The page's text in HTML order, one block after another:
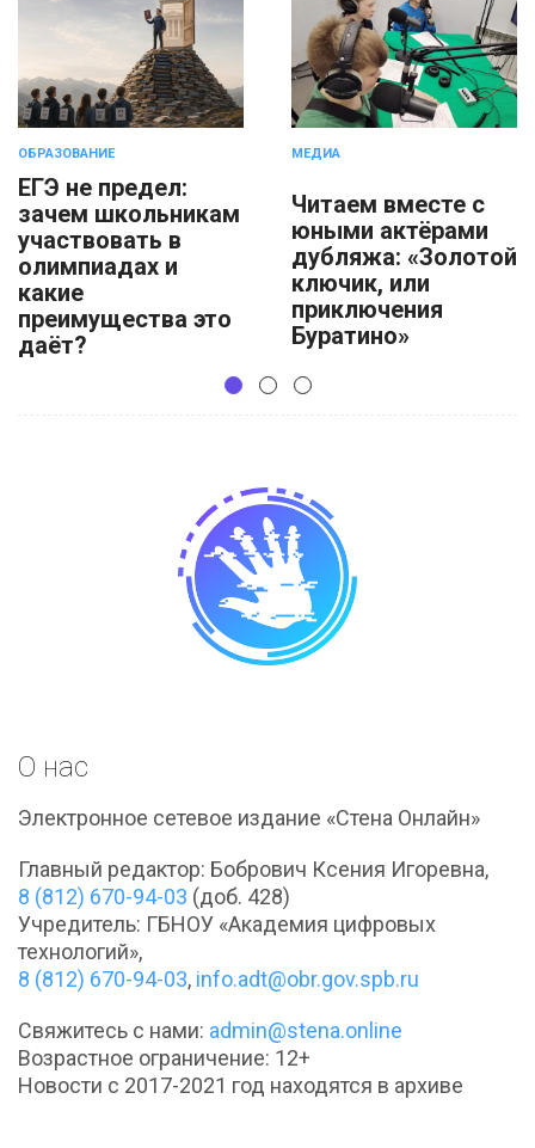
ОБРАЗОВАНИЕ
ЕГЭ не предел:
зачем школьникам
участвовать в
олимпиадах и
какие
преимущества это
даёт?
МЕДИА
Читаем вместе с
юными актёрами
дубляжа: «Золотой
ключик, или
приключения
Буратино»
О нас
Электронное сетевое издание «Стена Онлайн»
Главный редактор: Бобрович Ксения Игоревна,
8 (812) 670-94-03 (доб. 428)
Учредитель: ГБНОУ «Академия цифровых
технологий»,
8 (812) 670-94-03, info.adt@obr.gov.spb.ru
Свяжитесь с нами: admin@stena.online
Возрастное ограничение: 12+
Новости с 2017-2021 год находятся в архиве